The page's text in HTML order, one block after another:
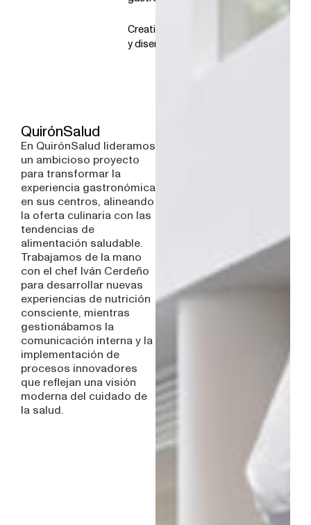
Creatividad
y diseño
QuirónSalud
En QuirónSalud lideramos
un ambicioso proyecto
para transformar la
experiencia gastronómica
en sus centros, alineando
la oferta culinaria con las
tendencias de
alimentación saludable.
Trabajamos de la mano
con el chef Iván Cerdeño
para desarrollar nuevas
experiencias de nutrición
consciente, mientras
gestionábamos la
comunicación interna y la
implementación de
procesos innovadores
que reflejan una visión
moderna del cuidado de
la salud.